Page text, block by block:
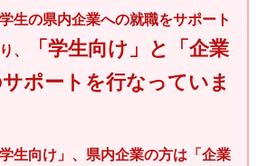
生の県内企業への就職をサポート
、
「学生向け」と「企業
ポートを行なっていま
生向け」、県内企業の方は「企業